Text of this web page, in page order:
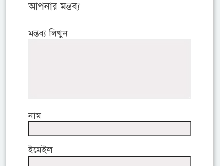
আপনার মন্তব্য
মন্তব্য লিখুন
নাম
ইমেইল